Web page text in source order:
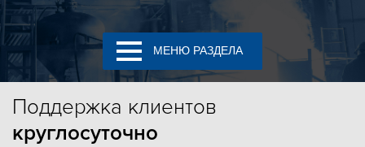
МЕНЮ РАЗДЕЛА
Поддержка клиентов
круглосуточно